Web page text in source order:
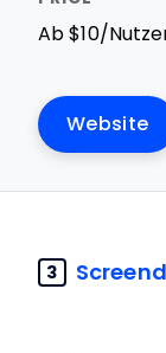
Ab $10/
Website
3